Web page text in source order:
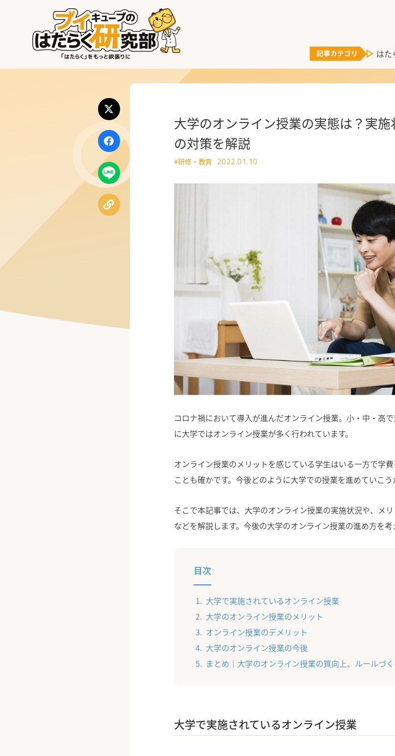
はた
はたらく業界
はたらく部署
公式Facebook
大学のオンライン授業の実態は？実
の対策を解説
#研修・教育 2022.01.10
コロナ禍において導入が進んだオンライン授業。小・中・高
に大学ではオンライン授業が多く行われています。
オンライン授業のメリットを感じている学生はいる一方で学
ことも確かです。今後どのように大学での授業を進めていこう
そこで本記事では、大学のオンライン授業の実施状況や、メ
などを解説します。今後の大学のオンライン授業の進め方を考
目次
大学で実施されているオンライン授業
大学のオンライン授業のメリット
オンライン授業のデメリット
大学のオンライン授業の今後
まとめ｜大学のオンライン授業の質向上、ルールづ
大学で実施されているオンライン授業